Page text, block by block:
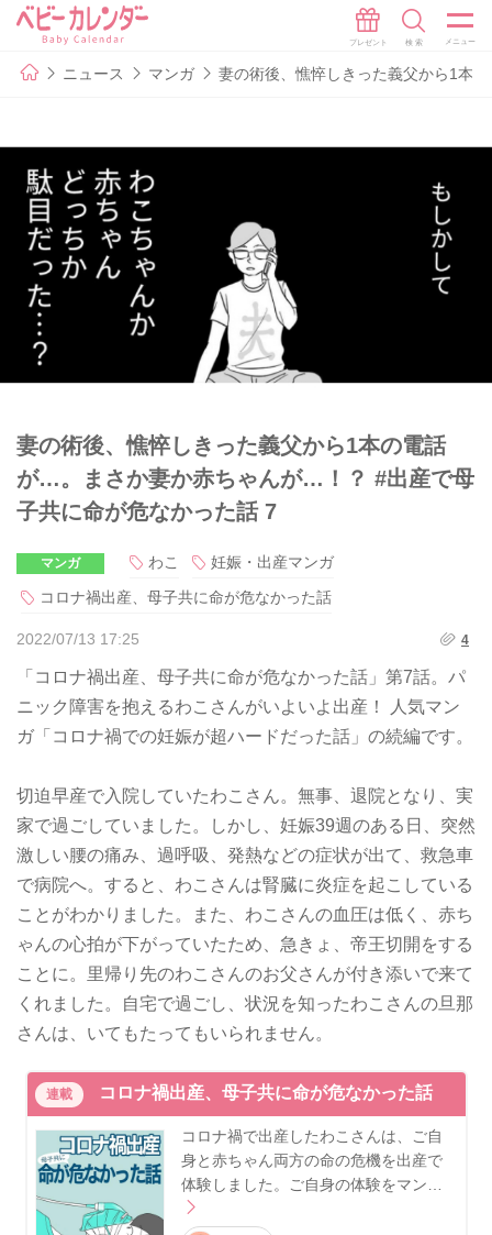
ニュース マンガ 妻の術後、憔悴しきった義父から1本
妻の術後、憔悴しきった義父から1本の電話
が…。まさか妻か赤ちゃんが…！？ #出産で母
子共に命が危なかった話 7
マンガ わこ
妊娠・出産マンガ
コロナ禍出産、母子共に命が危なかった話
2022/07/13 17:25 4
「コロナ禍出産、母子共に命が危なかった話」第7話。パ
ニック障害を抱えるわこさんがいよいよ出産！ 人気マン
ガ「コロナ禍での妊娠が超ハードだった話」の続編です。
切迫早産で入院していたわこさん。無事、退院となり、実
家で過ごしていました。しかし、妊娠39週のある日、突然
激しい腰の痛み、過呼吸、発熱などの症状が出て、救急車
で病院へ。すると、わこさんは腎臓に炎症を起こしている
ことがわかりました。また、わこさんの血圧は低く、赤ち
ゃんの心拍が下がっていたため、急きょ、帝王切開をする
ことに。里帰り先のわこさんのお父さんが付き添いで来て
くれました。自宅で過ごし、状況を知ったわこさんの旦那
さんは、いてもたってもいられません。
連載 コロナ禍出産、母子共に命が危なかった話
コロナ禍で出産したわこさんは、ご自
身と赤ちゃん両方の命の危機を出産で
体験しました。ご自身の体験をマン…